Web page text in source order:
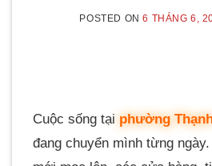
POSTED ON6 THÁNG 6,
Cuộc sống tại phường
đang chuyển mình từng